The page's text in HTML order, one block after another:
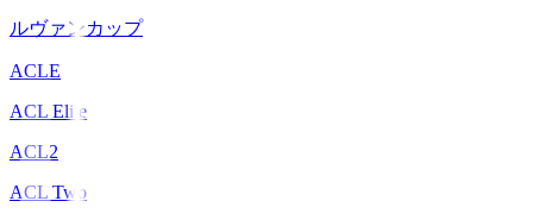
ルヴァンカップ
ACLE
ACL Elite
ACL2
ACL Two